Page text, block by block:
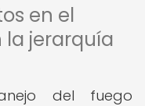
en el
la jerarquía
del fuego